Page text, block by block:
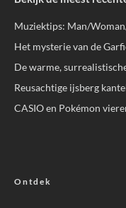
Muziektips: Man/
Het mysterie van de
De warme,
Reusachtige ijsberg
CASIO en Pokémon
Ontdek